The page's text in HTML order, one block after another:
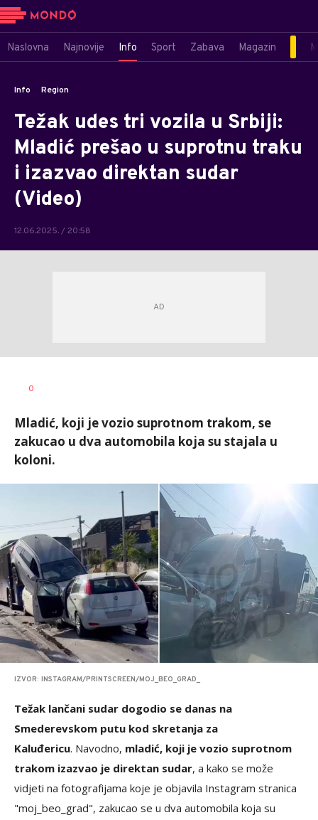
Naslovna Najnovije Info Sport Zabava Magazin
Info Region
Težak udes tri vozila u Srbiji:
Mladić prešao u suprotnu traku
i izazvao direktan sudar
(Video)
12.06.2025. / 20:58
AUTOR
0
Mladić, koji je vozio suprotnom trakom, se
zakucao u dva automobila koja su stajala u
koloni.
IZVOR: INSTAGRAM/PRINTSCREEN/MOJ_BEO_GRAD_
Težak lančani sudar dogodio se danas na
Smederevskom putu kod skretanja za
Kaluđericu. Navodno, mladić, koji je vozio suprotnom
trakom izazvao je direktan sudar, a kako se može
vidjeti na fotografijama koje je objavila Instagram stranica
"moj_beo_grad", zakucao se u dva automobila koja su